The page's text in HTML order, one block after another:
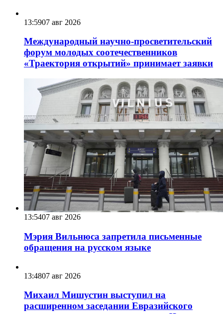
13:5907 авг 2026
Международный научно-просветительский
форум молодых соотечественников
«Траектория открытий» принимает заявки
13:5407 авг 2026
Мэрия Вильнюса запретила письменные
обращения на русском языке
13:4807 авг 2026
Михаил Мишустин выступил на
расширенном заседании Евразийского